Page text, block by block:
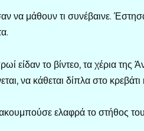
να μάθουν τι συνέβαινε.
είδαν το βίντεο, τα χέρια της
να κάθεται δίπλα στο κρεβάτι
ελαφρά το στήθος